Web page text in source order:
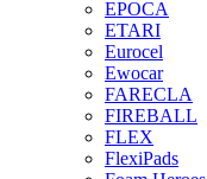
EPOCA
ETARI
Eurocel
Ewocar
FARECLA
FIREBALL
FLEX
FlexiPads